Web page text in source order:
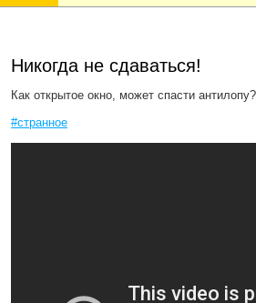
Никогда не сдаваться!
Как открытое окно, может спасти
#странное